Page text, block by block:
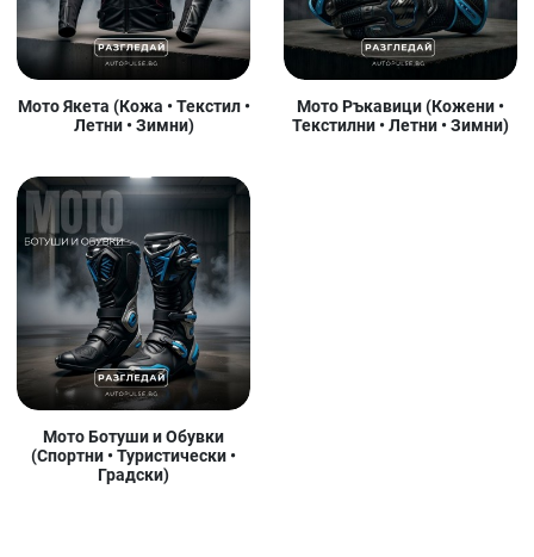
Мото Якета (Кожа • Текстил •
Летни • Зимни)
Мото Ръкавици (Кожени •
Текстилни • Летни • Зимни)
Мото Ботуши и Обувки
(Спортни • Туристически •
Градски)